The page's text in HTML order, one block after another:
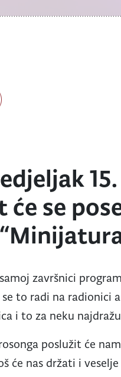
će se
završnici
to radi na radionici
i to za neku
poslužit će
će nas držati i